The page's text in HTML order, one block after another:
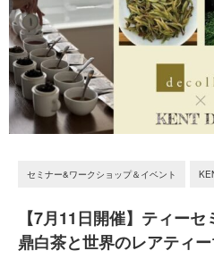
セミナー&ワークショップ＆イベント
【7月11日開催】ティー
鼎白茶と世界のレアティ